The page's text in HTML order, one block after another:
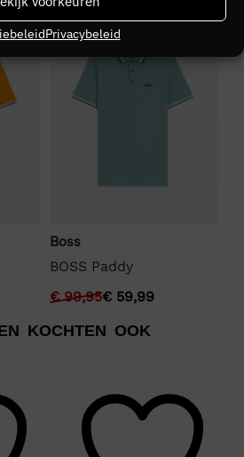
Privacybeleid
SALE
Boss
BOSS Paddy
€99,95€ 59,99
KOCHTEN OOK